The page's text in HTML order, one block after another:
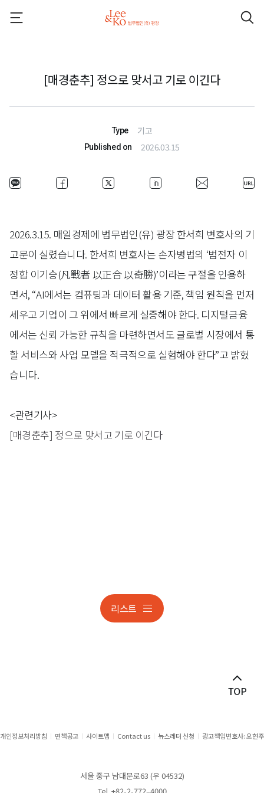
[매경춘추] 정으로 맞서고 기로 이긴다
Type 기고
Published on 2026.03.15
2026.3.15. 매일경제에 법무법인(유) 광장 한서희 변호사의 기
고문이 실렸습니다. 한서희 변호사는 손자병법의 ‘범전자 이
정합 이기승(凡戰者 以正合 以奇勝)’이라는 구절을 인용하
면서, “AI에서는 컴퓨팅과 데이터 활용 기준, 책임 원칙을 먼저
세우고 기업이 그 위에서 빠르게 실증해야 한다. 디지털금융
에서는 신뢰 가능한 규칙을 마련하면서도 글로벌 시장에서 통
할 서비스와 사업 모델을 적극적으로 실험해야 한다”고 밝혔
습니다.
<관련기사>
[매경춘추] 정으로 맞서고 기로 이긴다
리스트
개인정보처리방침 면책공고 사이트맵 Contact us 뉴스레터 신청 광고책임변호사: 오현주
서울 중구 남대문로63 (우 04532)